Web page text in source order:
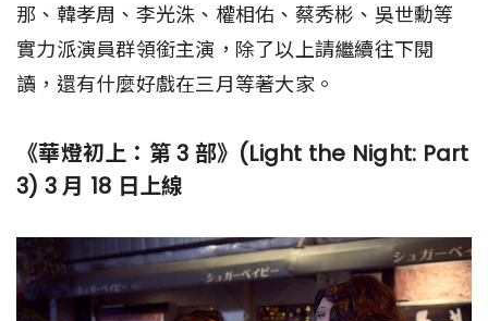
那、韓孝周、李光洙、權相佑、蔡秀彬、吳世勳等
實力派演員群領銜主演，除了以上請繼續往下閱
讀，還有什麼好戲在三月等著大家。
《華燈初上：第 3 部》(Light the Night: Part
3) 3 月 18 日上線